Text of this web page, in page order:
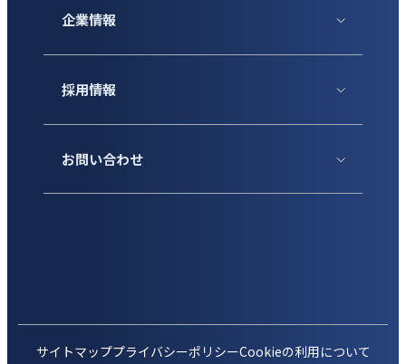
企業情報
採用情報
お問い合わせ
サイトマッププライバシーポリシーCookieの利用について